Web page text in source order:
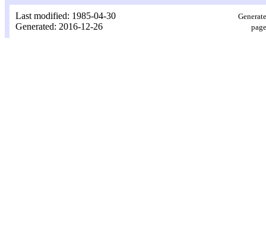
Last modified: 1985-04-30
Generated: 2016-12-26